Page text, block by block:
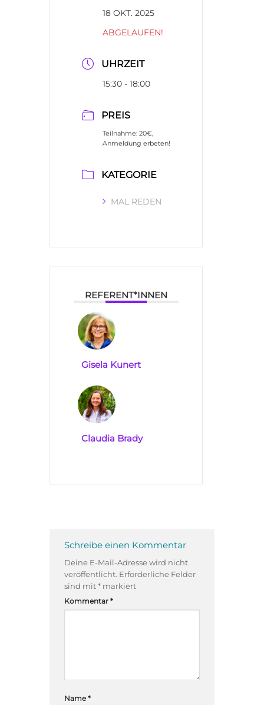
18 OKT. 2025
ABGELAUFEN!
UHRZEIT
15:30 - 18:00
PREIS
Teilnahme: 20€,
Anmeldung erbeten!
KATEGORIE
MAL REDEN
REFERENT*INNEN
Gisela Kunert
Claudia Brady
Schreibe einen Kommentar
Deine E-Mail-Adresse wird nicht
veröffentlicht. Erforderliche Felder
sind mit * markiert
Kommentar *
Name*